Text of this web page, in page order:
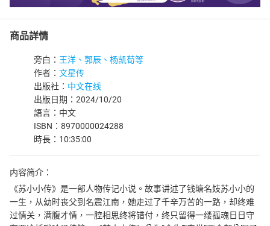
商品詳情
旁白： 王洋、郭辰、杨凯荀等
作者： 文星传
出版社： 中文在线
出版日期：2024/10/20
語言：中文
ISBN：8970000024288
時長：10:35:00
内容简介：
《苏小小传》是一部人物传记小说。故事讲述了钱塘名妓苏小小的
一生，从幼时丧父到名震江南，她走过了千辛万苦的一路，却终难
过情关，满腹才情，一腔相思终将错付，终只留得一缕孤魂日日守